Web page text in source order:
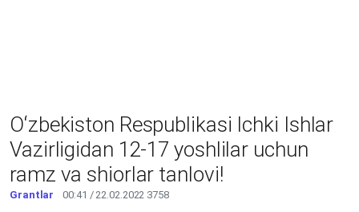
Oʻzbekiston Respublikasi Ichki Ishlar
Vazirligidan 12-17 yoshlilar uchun
ramz va shiorlar tanlovi!
Grantlar 00:41 / 22.02.2022 3758